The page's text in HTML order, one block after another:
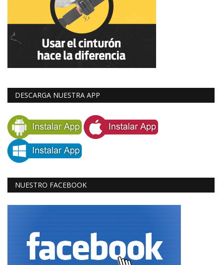
DESCARGA NUESTRA APP
NUESTRO FACEBOOK